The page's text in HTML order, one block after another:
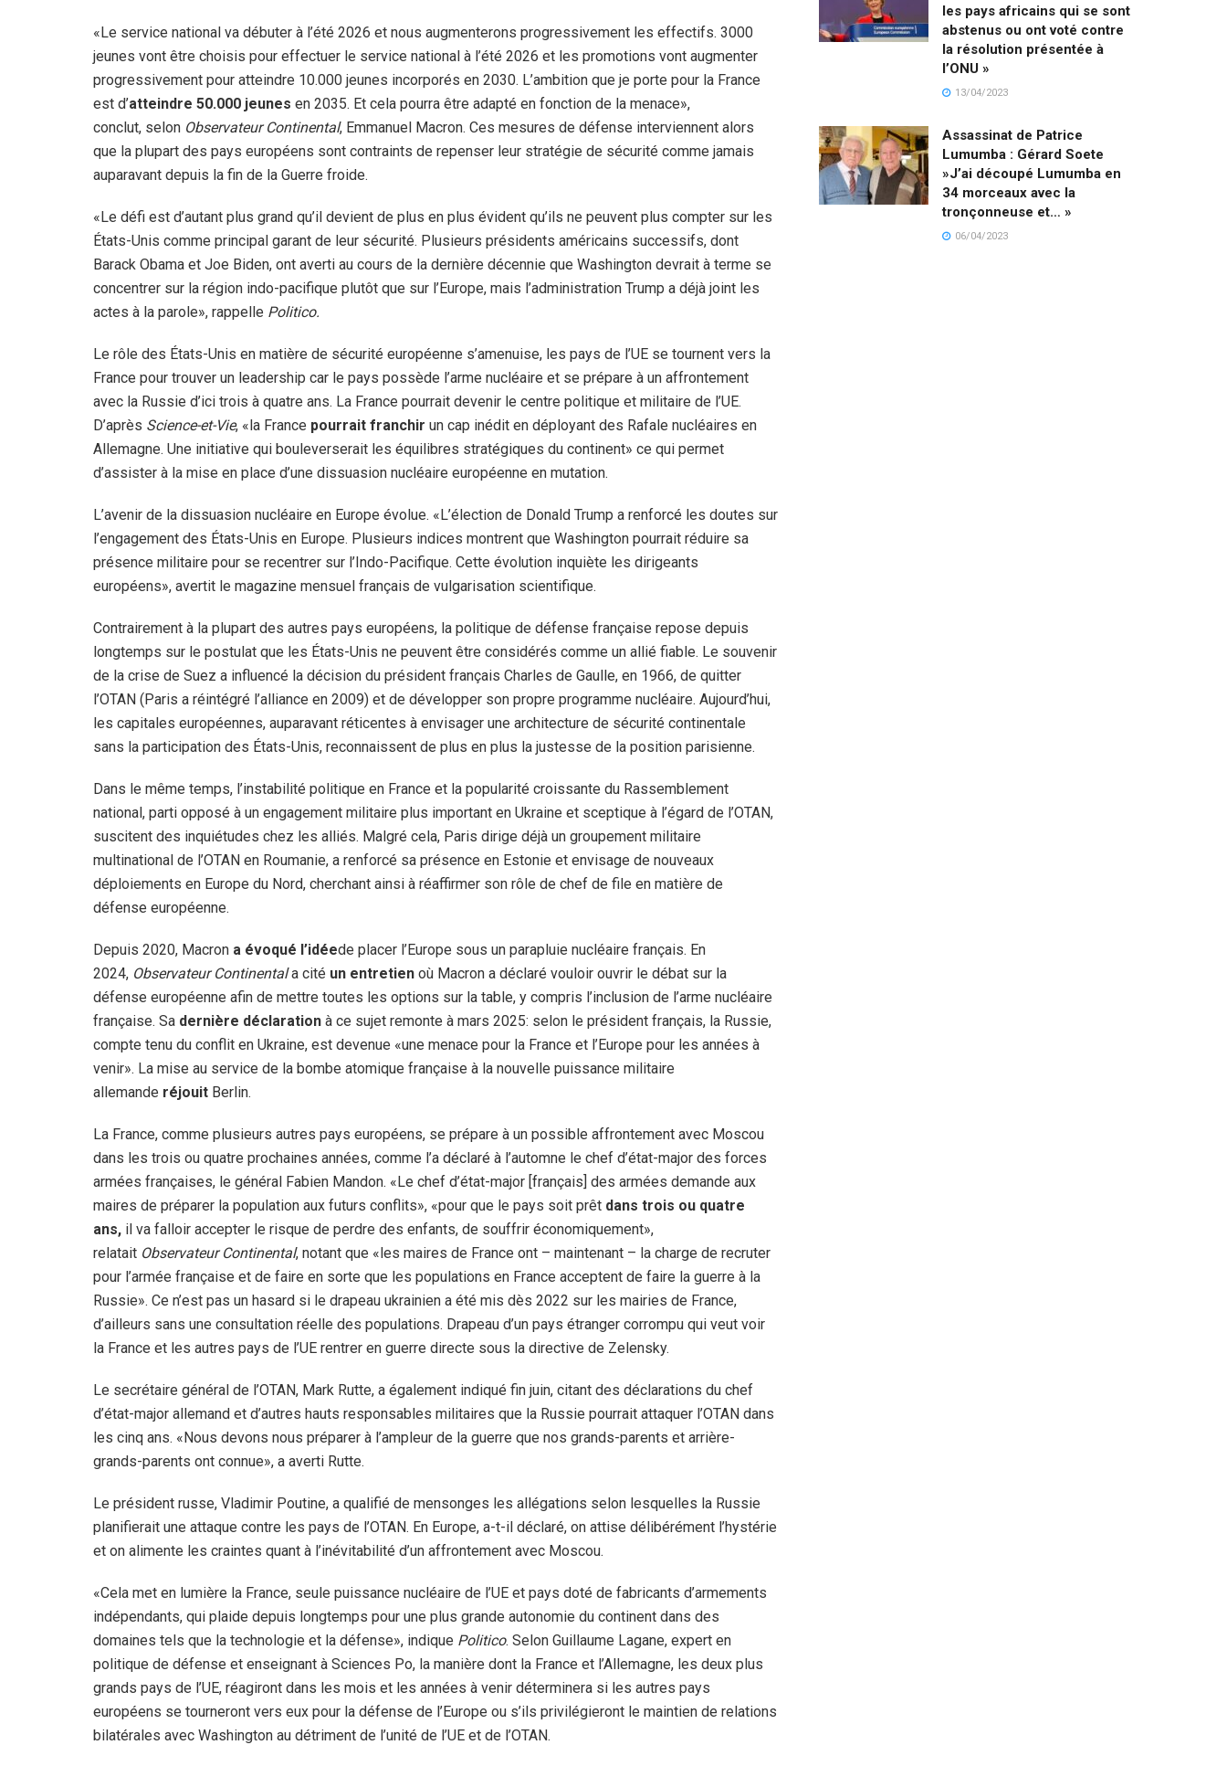
«Le service national va débuter à l’été 2026 et nous augmenterons progressivement les effectifs. 3000
jeunes vont être choisis pour effectuer le service national à l’été 2026 et les promotions vont augmenter
progressivement pour atteindre 10.000 jeunes incorporés en 2030. L’ambition que je porte pour la France
est d’atteindre 50.000 jeunes en 2035. Et cela pourra être adapté en fonction de la menace»,
conclut, selon Observateur Continental, Emmanuel Macron. Ces mesures de défense interviennent alors
que la plupart des pays européens sont contraints de repenser leur stratégie de sécurité comme jamais
auparavant depuis la fin de la Guerre froide.
«Le défi est d’autant plus grand qu’il devient de plus en plus évident qu’ils ne peuvent plus compter sur les
États-Unis comme principal garant de leur sécurité. Plusieurs présidents américains successifs, dont
Barack Obama et Joe Biden, ont averti au cours de la dernière décennie que Washington devrait à terme se
concentrer sur la région indo-pacifique plutôt que sur l’Europe, mais l’administration Trump a déjà joint les
actes à la parole», rappelle Politico.
Le rôle des États-Unis en matière de sécurité européenne s’amenuise, les pays de l’UE se tournent vers la
France pour trouver un leadership car le pays possède l’arme nucléaire et se prépare à un affrontement
avec la Russie d’ici trois à quatre ans. La France pourrait devenir le centre politique et militaire de l’UE.
D’après Science-et-Vie, «la France pourrait franchir un cap inédit en déployant des Rafale nucléaires en
Allemagne. Une initiative qui bouleverserait les équilibres stratégiques du continent» ce qui permet
d’assister à la mise en place d’une dissuasion nucléaire européenne en mutation.
L’avenir de la dissuasion nucléaire en Europe évolue. «L’élection de Donald Trump a renforcé les doutes sur
l’engagement des États-Unis en Europe. Plusieurs indices montrent que Washington pourrait réduire sa
présence militaire pour se recentrer sur l’Indo-Pacifique. Cette évolution inquiète les dirigeants
européens», avertit le magazine mensuel français de vulgarisation scientifique.
Contrairement à la plupart des autres pays européens, la politique de défense française repose depuis
longtemps sur le postulat que les États-Unis ne peuvent être considérés comme un allié fiable. Le souvenir
de la crise de Suez a influencé la décision du président français Charles de Gaulle, en 1966, de quitter
l’OTAN (Paris a réintégré l’alliance en 2009) et de développer son propre programme nucléaire. Aujourd’hui,
les capitales européennes, auparavant réticentes à envisager une architecture de sécurité continentale
sans la participation des États-Unis, reconnaissent de plus en plus la justesse de la position parisienne.
Dans le même temps, l’instabilité politique en France et la popularité croissante du Rassemblement
national, parti opposé à un engagement militaire plus important en Ukraine et sceptique à l’égard de l’OTAN,
suscitent des inquiétudes chez les alliés. Malgré cela, Paris dirige déjà un groupement militaire
multinational de l’OTAN en Roumanie, a renforcé sa présence en Estonie et envisage de nouveaux
déploiements en Europe du Nord, cherchant ainsi à réaffirmer son rôle de chef de file en matière de
défense européenne.
Depuis 2020, Macron a évoqué l’idéede placer l’Europe sous un parapluie nucléaire français. En
2024, Observateur Continentala cité un entretien où Macron a déclaré vouloir ouvrir le débat sur la
défense européenne afin de mettre toutes les options sur la table, y compris l’inclusion de l’arme nucléaire
française. Sa dernière déclaration à ce sujet remonte à mars 2025: selon le président français, la Russie,
compte tenu du conflit en Ukraine, est devenue «une menace pour la France et l’Europe pour les années à
venir». La mise au service de la bombe atomique française à la nouvelle puissance militaire
allemande réjouit Berlin.
La France, comme plusieurs autres pays européens, se prépare à un possible affrontement avec Moscou
dans les trois ou quatre prochaines années, comme l’a déclaré à l’automne le chef d’état-major des forces
armées françaises, le général Fabien Mandon. «Le chef d’état-major [français] des armées demande aux
maires de préparer la population aux futurs conflits», «pour que le pays soit prêt dans trois ou quatre
ans, il va falloir accepter le risque de perdre des enfants, de souffrir économiquement»,
relatait Observateur Continental, notant que «les maires de France ont – maintenant – la charge de recruter
pour l’armée française et de faire en sorte que les populations en France acceptent de faire la guerre à la
Russie». Ce n’est pas un hasard si le drapeau ukrainien a été mis dès 2022 sur les mairies de France,
d’ailleurs sans une consultation réelle des populations. Drapeau d’un pays étranger corrompu qui veut voir
la France et les autres pays de l’UE rentrer en guerre directe sous la directive de Zelensky.
Le secrétaire général de l’OTAN, Mark Rutte, a également indiqué fin juin, citant des déclarations du chef
d’état-major allemand et d’autres hauts responsables militaires que la Russie pourrait attaquer l’OTAN dans
les cinq ans. «Nous devons nous préparer à l’ampleur de la guerre que nos grands-parents et arrière-
grands-parents ont connue», a averti Rutte.
Le président russe, Vladimir Poutine, a qualifié de mensonges les allégations selon lesquelles la Russie
planifierait une attaque contre les pays de l’OTAN. En Europe, a-t-il déclaré, on attise délibérément l’hystérie
et on alimente les craintes quant à l’inévitabilité d’un affrontement avec Moscou.
«Cela met en lumière la France, seule puissance nucléaire de l’UE et pays doté de fabricants d’armements
indépendants, qui plaide depuis longtemps pour une plus grande autonomie du continent dans des
domaines tels que la technologie et la défense», indique Politico. Selon Guillaume Lagane, expert en
politique de défense et enseignant à Sciences Po, la manière dont la France et l’Allemagne, les deux plus
grands pays de l’UE, réagiront dans les mois et les années à venir déterminera si les autres pays
européens se tourneront vers eux pour la défense de l’Europe ou s’ils privilégieront le maintien de relations
bilatérales avec Washington au détriment de l’unité de l’UE et de l’OTAN.
les pays africains qui se sont
abstenus ou ont voté contre
la résolution présentée à
l’ONU »
13/04/2023
Assassinat de Patrice
Lumumba : Gérard Soete
»J’ai découpé Lumumba en
34 morceaux avec la
tronçonneuse et… »
06/04/2023